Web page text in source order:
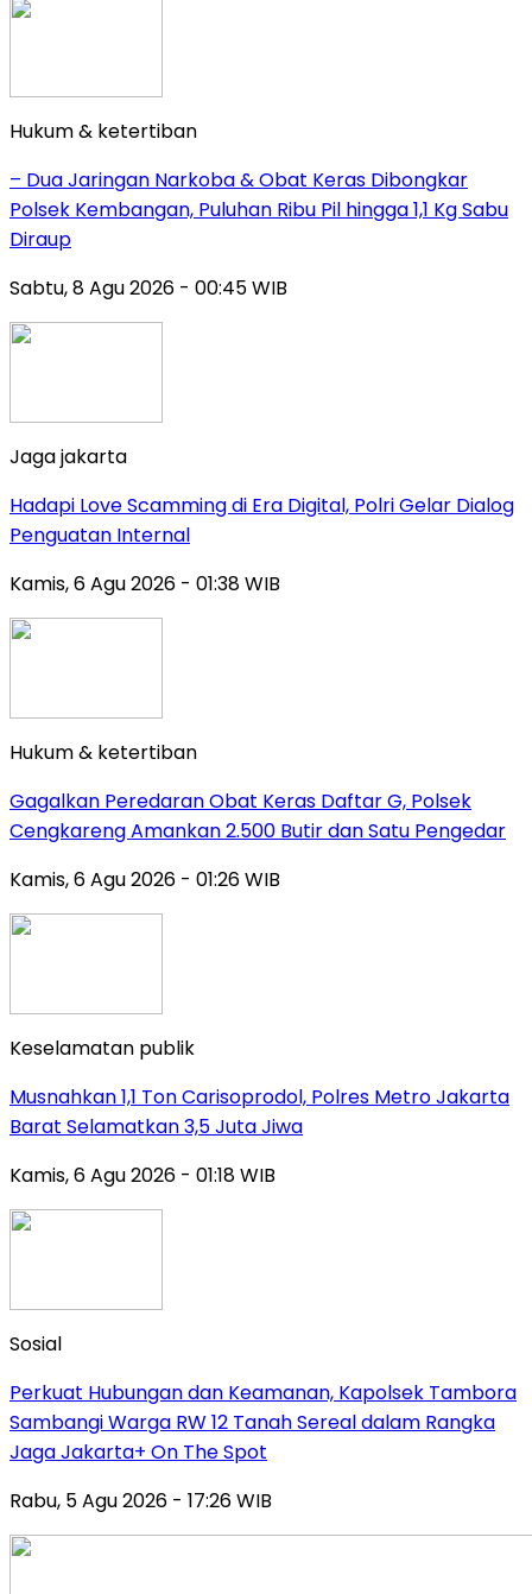
Hukum & ketertiban
– Dua Jaringan Narkoba & Obat Keras Dibongkar
Polsek Kembangan, Puluhan Ribu Pil hingga 1,1 Kg Sabu
Diraup
Sabtu, 8 Agu 2026 - 00:45 WIB
Jaga jakarta
Hadapi Love Scamming di Era Digital, Polri Gelar Dialog
Penguatan Internal
Kamis, 6 Agu 2026 - 01:38 WIB
Hukum & ketertiban
Gagalkan Peredaran Obat Keras Daftar G, Polsek
Cengkareng Amankan 2.500 Butir dan Satu Pengedar
Kamis, 6 Agu 2026 - 01:26 WIB
Keselamatan publik
Musnahkan 1,1 Ton Carisoprodol, Polres Metro Jakarta
Barat Selamatkan 3,5 Juta Jiwa
Kamis, 6 Agu 2026 - 01:18 WIB
Sosial
Perkuat Hubungan dan Keamanan, Kapolsek Tambora
Sambangi Warga RW 12 Tanah Sereal dalam Rangka
Jaga Jakarta+ On The Spot
Rabu, 5 Agu 2026 - 17:26 WIB